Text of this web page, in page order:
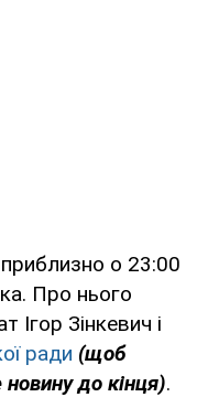
о 23:00
Про нього
Ігор Зінкевич і
ради (щоб
до кінця).